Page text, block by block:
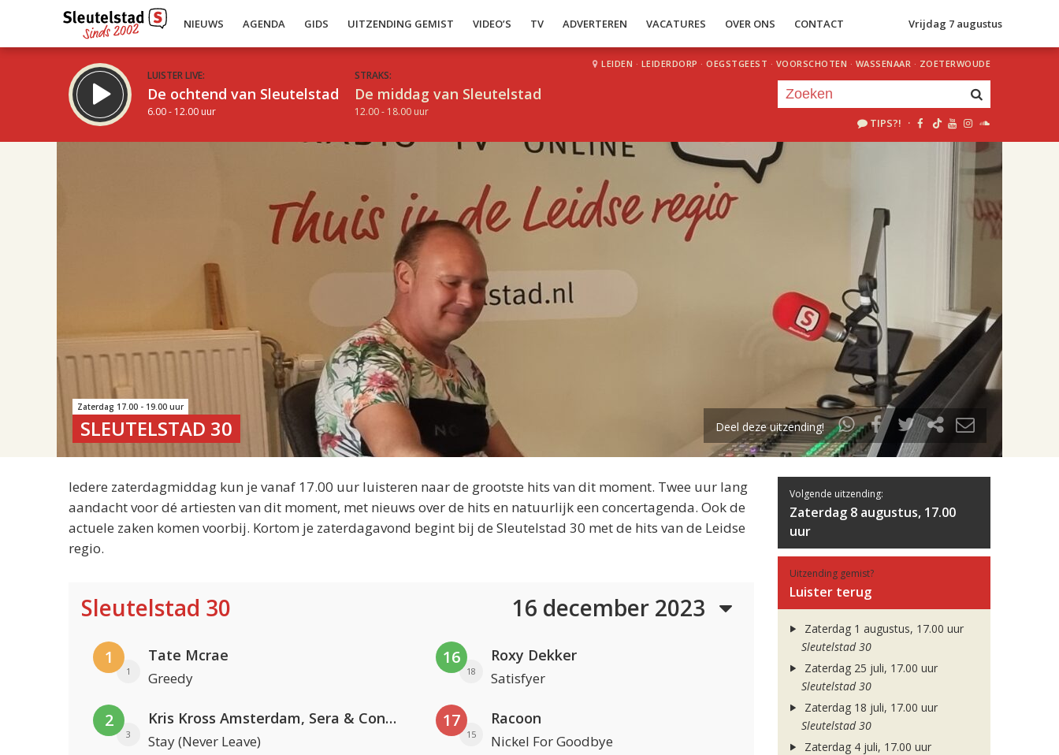
NIEUWS AGENDA GIDS UITZENDING GEMIST VIDEO’S TV ADVERTEREN VACATURES OVER ONS CONTACT Vrijdag 7 augustus
LUISTER LIVE:
De ochtend van Sleutelstad
6.00 - 12.00 uur
STRAKS:
De middag van Sleutelstad
12.00 - 18.00 uur
LEIDEN · LEIDERDORP · OEGSTGEEST · VOORSCHOTEN · WASSENAAR · ZOETERWOUDE
TIPS?! ·
uur 1 van 2
Volgend uur
Zaterdag 17.00 - 19.00 uur
SLEUTELSTAD 30 Deel deze uitzending!
Iedere zaterdagmiddag kun je vanaf 17.00 uur luisteren naar de grootste hits van dit moment. Twee uur lang
aandacht voor dé artiesten van dit moment, met nieuws over de hits en natuurlijk een concertagenda. Ook de
actuele zaken komen voorbij. Kortom je zaterdagavond begint bij de Sleutelstad 30 met de hits van de Leidse
regio.
Sleutelstad 30 16 december 2023
1
1
Tate Mcrae
Greedy
2
3
Kris Kross Amsterdam, Sera & Conor Maynard
Stay (Never Leave)
16
18
Roxy Dekker
Satisfyer
17
15
Racoon
Nickel For Goodbye
Volgende uitzending:
Zaterdag 8 augustus, 17.00
uur
Uitzending gemist?
Luister terug
Zaterdag 1 augustus, 17.00 uur
Sleutelstad 30
Zaterdag 25 juli, 17.00 uur
Sleutelstad 30
Zaterdag 18 juli, 17.00 uur
Sleutelstad 30
Zaterdag 4 juli, 17.00 uur